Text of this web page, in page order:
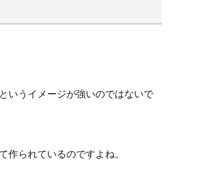
いうイメージが強いのではないで
られているのですよね。